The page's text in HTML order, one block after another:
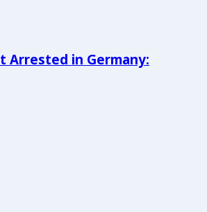
Arrested in Germany: